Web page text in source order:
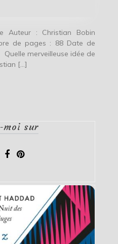
Auteur : Christian Bobin
de pages : 88 Date de
merveilleuse idée de
[…]
moi sur